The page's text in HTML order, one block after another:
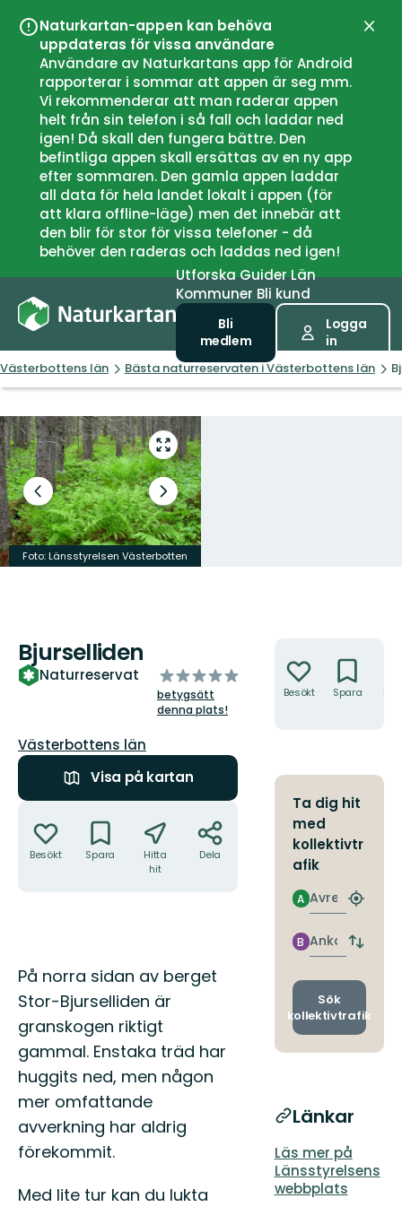
Naturkartan-appen kan behöva
uppdateras för vissa användare
Användare av Naturkartans app för Android
rapporterar i sommar att appen är seg mm.
Vi rekommenderar att man raderar appen
helt från sin telefon i så fall och laddar ned
igen! Då skall den fungera bättre. Den
befintliga appen skall ersättas av en ny app
efter sommaren. Den gamla appen laddar
all data för hela landet lokalt i appen (för
att klara offline-läge) men det innebär att
den blir för stor för vissa telefoner - då
behöver den raderas och laddas ned igen!
UtforskaGuiderLän
Kommuner Bli kund
Bli
medlem
Logga
in
Västerbottens län Bästa naturreservaten i Västerbottens län
Gå
till
helskärmsläge
Föregående
bild
Nästa
bildspel
Foto: Länsstyrelsen Västerbotten
Bjurselliden
Naturreservat
av
5
stjärnor
betygsätt
denna plats!
Län:
Västerbottens län
Visa på kartan
Besökt Spara
Hitta
hit
Dela
Beskrivning
På norra sidan av berget
Stor-Bjurselliden är
granskogen riktigt
gammal. Enstaka träd har
huggits ned, men någon
mer omfattande
avverkning har aldrig
förekommit.
Med lite tur kan du lukta
Besökt Spara
Ta dig hit
med
kollektivtr
afik
Avresa
A
Hitta
Ankomst
B
Byt
och
Sök
kollektivtrafik
Länkar
Läs mer på
Länsstyrelsens
webbplats